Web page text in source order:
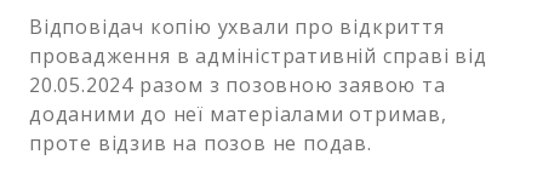
Відповідач копію ухвали про відкриття
провадження в адміністративній справі від
20.05.2024 разом з позовною заявою та
доданими до неї матеріалами отримав,
проте відзив на позов не подав.